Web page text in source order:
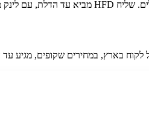
בארץ, במחירים שקופים, מגיע עד